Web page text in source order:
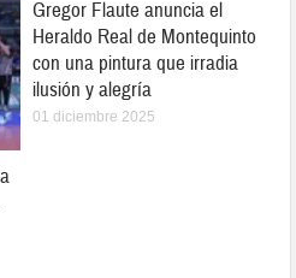
Gregor Flaute anuncia el
Heraldo Real de Montequinto
con una pintura que irradia
ilusión y alegría